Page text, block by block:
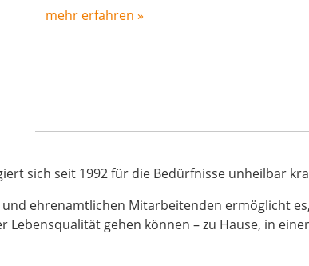
mehr erfahren »
sich seit 1992 für die Bedürfnisse unheilbar
ehrenamtlichen Mitarbeitenden ermöglicht
gehen können – zu Hause, in